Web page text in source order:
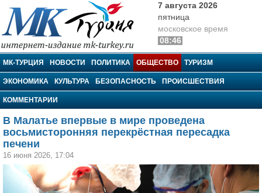
МК-Турция
7 августа 2026
пятница
московское время
08:46
МК-ТУРЦИЯ НОВОСТИ ПОЛИТИКА ОБЩЕСТВО ТУРИЗМ
ЭКОНОМИКА КУЛЬТУРА БЕЗОПАСНОСТЬ ПРОИСШЕСТВИЯ
КОММЕНТАРИИ
В Малатье впервые в мире проведена
восьмисторонняя перекрёстная пересадка
печени
16 июня 2026, 17:04